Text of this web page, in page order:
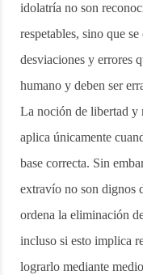
idolatría no son
respetables, sino que
desviaciones y errores
humano y deben ser
La noción de libertad y
aplica únicamente
base correcta. Sin
extravío no son dignos
ordena la eliminación
incluso si esto implica
lograrlo mediante